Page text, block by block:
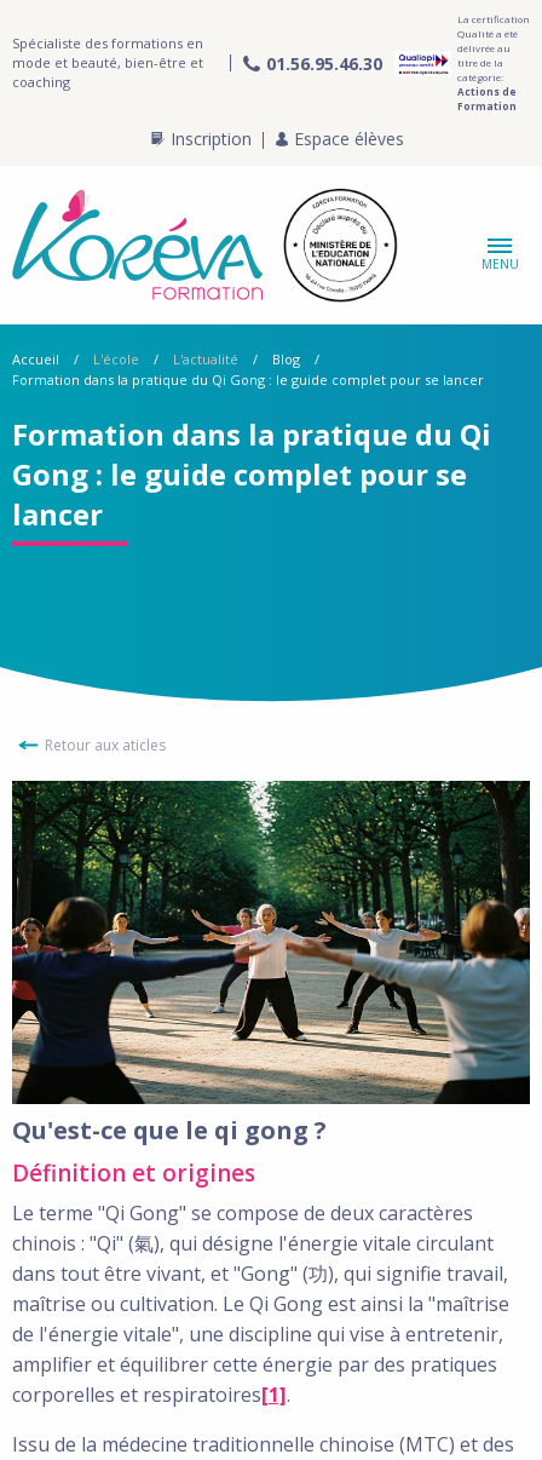
Spécialiste des formations en
mode et beauté, bien-être et
coaching
01.56.95.46.30
La certification
Qualité a été
délivrée au
titre de la
catégorie:
Actions de
Formation
Inscription Espace élèves
MENU
Accueil L'école L'actualité
Blog
Formation dans la pratique du Qi Gong : le guide complet pour se lancer
Formation dans la pratique du Qi
Gong : le guide complet pour se
lancer
Retour aux aticles
Qu'est-ce que le qi gong ?
Définition et origines
Le terme "Qi Gong" se compose de deux caractères
chinois : "Qi" (氣), qui désigne l'énergie vitale circulant
dans tout être vivant, et "Gong" (功), qui signifie travail,
maîtrise ou cultivation. Le Qi Gong est ainsi la "maîtrise
de l'énergie vitale", une discipline qui vise à entretenir,
amplifier et équilibrer cette énergie par des pratiques
corporelles et respiratoires[1].
Issu de la médecine traditionnelle chinoise (MTC) et des